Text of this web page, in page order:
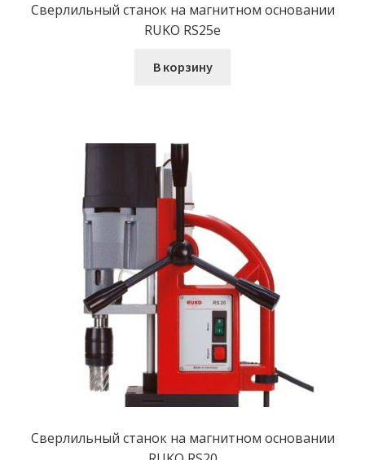
Сверлильный станок на магнитном основании
RUKO RS25e
В корзину
Сверлильный станок на магнитном основании